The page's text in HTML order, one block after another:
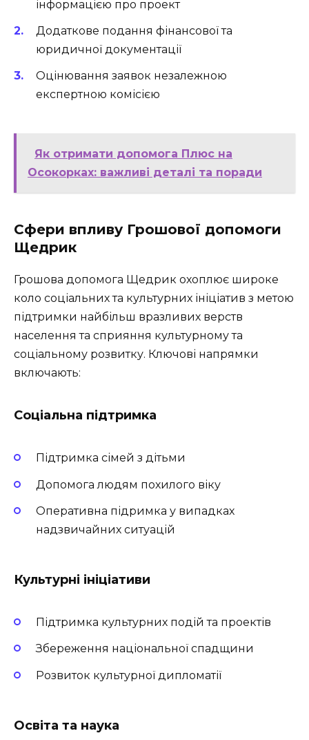
інформацією про проект
Додаткове подання фінансової та
юридичної документації
Оцінювання заявок незалежною
експертною комісією
Як отримати допомога Плюс на
Осокорках: важливі деталі та поради
Сфери впливу Грошової допомоги
Щедрик
Грошова допомога Щедрик охоплює широке
коло соціальних та культурних ініціатив з метою
підтримки найбільш вразливих верств
населення та сприяння культурному та
соціальному розвитку. Ключові напрямки
включають:
Соціальна підтримка
Підтримка сімей з дітьми
Допомога людям похилого віку
Оперативна підримка у випадках
надзвичайних ситуацій
Культурні ініціативи
Підтримка культурних подій та проектів
Збереження національної спадщини
Розвиток культурної дипломатії
Освіта та наука